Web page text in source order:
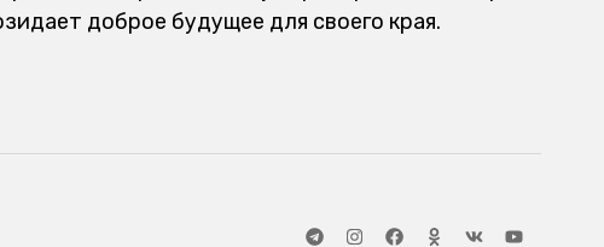
доброе будущее для своего края.